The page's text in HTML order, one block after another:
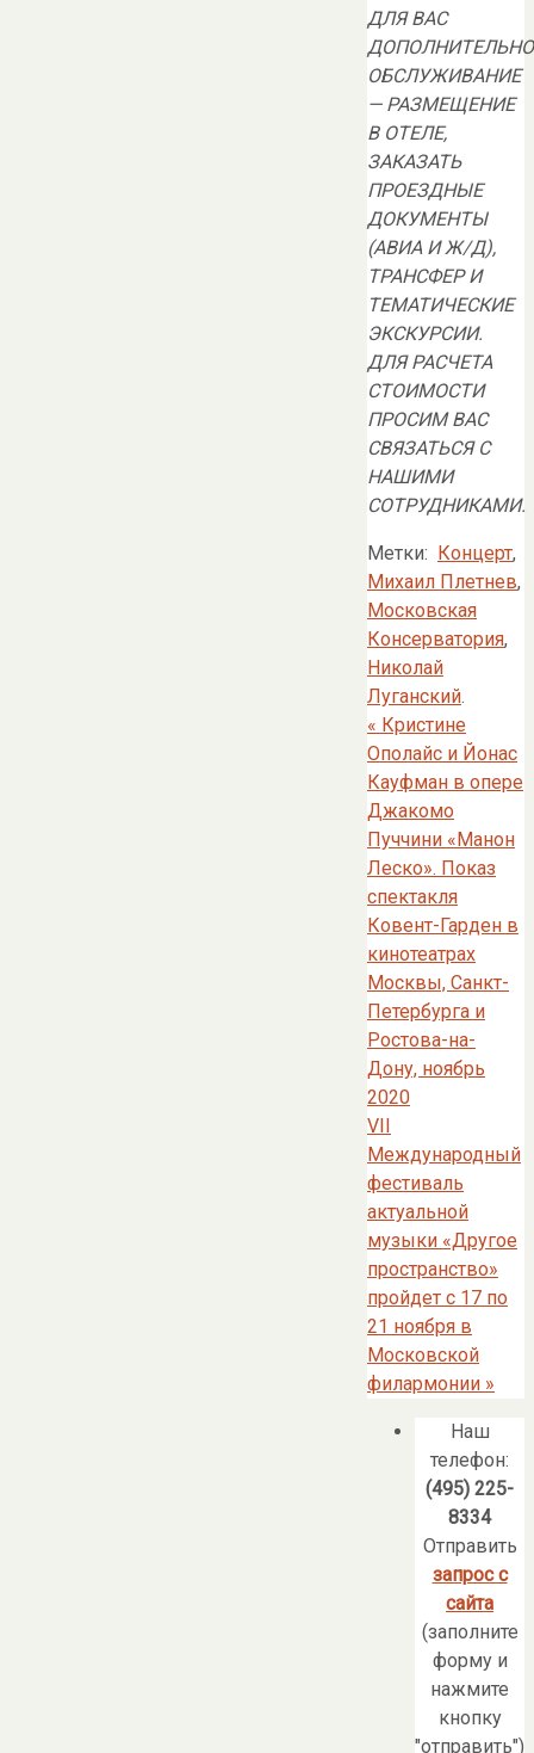
ДЛЯ ВАС
ОБСЛУЖИВАНИЕ
— РАЗМЕЩЕНИЕ
В ОТЕЛЕ,
ЗАКАЗАТЬ
ПРОЕЗДНЫЕ
ДОКУМЕНТЫ
(АВИА И Ж/Д),
ТРАНСФЕР И
ТЕМАТИЧЕСКИЕ
ЭКСКУРСИИ.
ДЛЯ РАСЧЕТА
СТОИМОСТИ
ПРОСИМ ВАС
СВЯЗАТЬСЯ С
НАШИМИ
СОТРУДНИКАМИ.
Метки: Концерт,
Михаил Плетнев,
Московская
Консерватория,
Николай
Луганский.
« Кристине
Ополайс и Йонас
Кауфман в опере
Джакомо
Пуччини «Манон
Леско». Показ
спектакля
Ковент-Гарден в
кинотеатрах
Москвы, Санкт-
Петербурга и
Ростова-на-
Дону, ноябрь
2020
VII
Международный
фестиваль
актуальной
музыки «Другое
пространство»
пройдет с 17 по
21 ноября в
Московской
филармонии »
Наш
телефон:
(495) 225-
8334
Отправить
запрос с
сайта
(заполните
форму и
нажмите
кнопку
"отправить")